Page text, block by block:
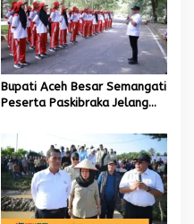
Bupati Aceh Besar Semangati
Peserta Paskibraka Jelang